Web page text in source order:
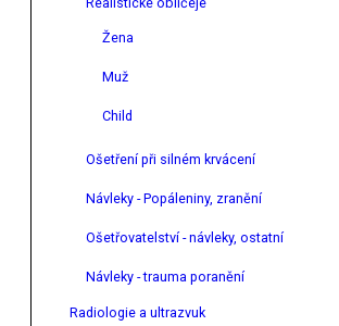
Žena
Muž
Child
Ošetření při silném krvácení
Návleky - Popáleniny, zranění
Ošetřovatelství - návleky, ostatní
Návleky - trauma poranění
Radiologie a ultrazvuk